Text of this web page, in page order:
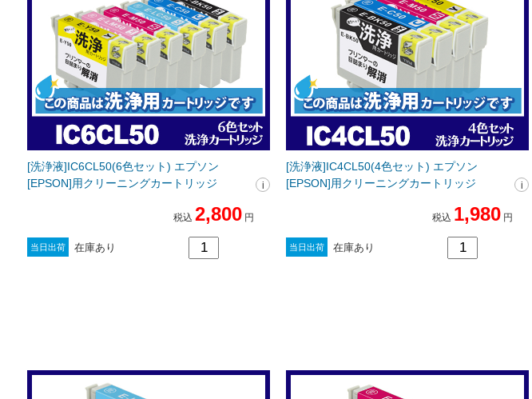
[洗浄液]IC6CL50(6色セット) エプソン
[EPSON]用クリーニングカートリッジ
税込 2,800 円
当日出荷 在庫あり
[洗浄液]IC4CL50(4色セット) エプソン
[EPSON]用クリーニングカートリッジ
税込 1,980 円
当日出荷 在庫あり